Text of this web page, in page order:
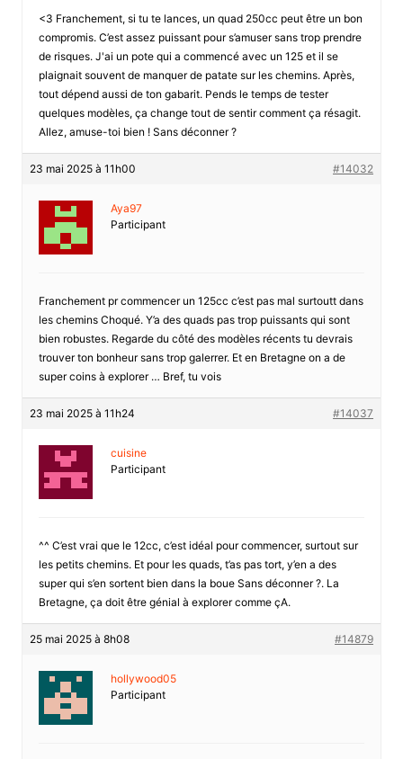
<3 Franchement, si tu te lances, un quad 250cc peut être un bon
compromis. C’est assez puissant pour s’amuser sans trop prendre
de risques. J'ai un pote qui a commencé avec un 125 et il se
plaignait souvent de manquer de patate sur les chemins. Après,
tout dépend aussi de ton gabarit. Pends le temps de tester
quelques modèles, ça change tout de sentir comment ça résagit.
Allez, amuse-toi bien ! Sans déconner ?
23 mai 2025 à 11h00 #14032
Aya97
Participant
Franchement pr commencer un 125cc c’est pas mal surtoutt dans
les chemins Choqué. Y’a des quads pas trop puissants qui sont
bien robustes. Regarde du côté des modèles récents tu devrais
trouver ton bonheur sans trop galerrer. Et en Bretagne on a de
super coins à explorer … Bref, tu vois
23 mai 2025 à 11h24 #14037
cuisine
Participant
^^ C’est vrai que le 12cc, c’est idéal pour commencer, surtout sur
les petits chemins. Et pour les quads, t’as pas tort, y’en a des
super qui s’en sortent bien dans la boue Sans déconner ?. La
Bretagne, ça doit être génial à explorer comme çA.
25 mai 2025 à 8h08 #14879
hollywood05
Participant